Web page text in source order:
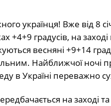
українця! Вже від 8
градусів, на
весняні +9+14
Найближчої ночі
в Україні переважно
на заході